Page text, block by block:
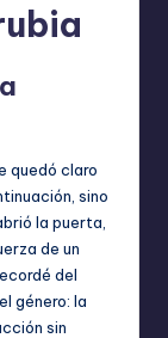
quedó claro
sino
la puerta,
de un
del
género: la
sin